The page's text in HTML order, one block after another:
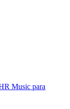
Music para